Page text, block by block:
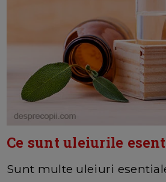
Ce sunt uleiurile
Sunt multe uleiuri